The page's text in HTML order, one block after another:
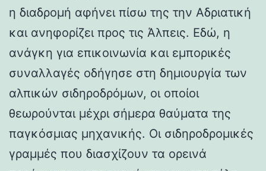
η διαδρομή αφήνει πίσω της την Αδριατική
και ανηφορίζει προς τις Άλπεις. Εδώ, η
ανάγκη για επικοινωνία και εμπορικές
συναλλαγές οδήγησε στη δημιουργία των
αλπικών σιδηροδρόμων, οι οποίοι
θεωρούνται μέχρι σήμερα θαύματα της
παγκόσμιας μηχανικής. Οι σιδηροδρομικές
γραμμές που διασχίζουν τα ορεινά